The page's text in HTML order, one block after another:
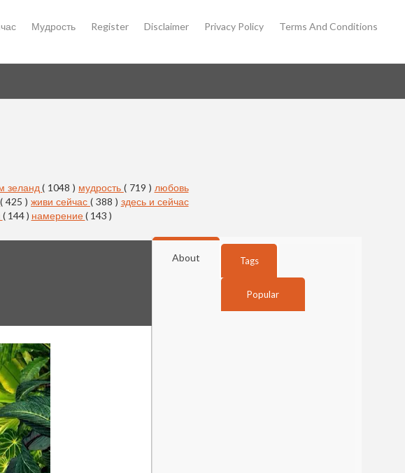
Мудрость Register Disclaimer Privacy Policy Terms And Conditions
зеланд( 1048 ) мудрость ( 719 ) любовь
( 425 )живи сейчас ( 388 ) здесь и сейчас
( 144 ) намерение( 143 )
About Tags
Popular